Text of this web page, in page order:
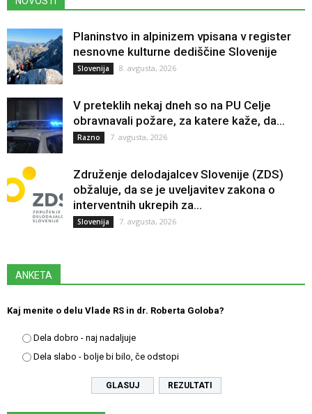
Planinstvo in alpinizem vpisana v register
nesnovne kulturne dediščine Slovenije
Slovenija 8. avgusta, 2026
V preteklih nekaj dneh so na PU Celje
obravnavali požare, za katere kaže, da...
Razno 7. avgusta, 2026
Združenje delodajalcev Slovenije (ZDS)
obžaluje, da se je uveljavitev zakona o
interventnih ukrepih za...
Slovenija 7. avgusta, 2026
ANKETA
Kaj menite o delu Vlade RS in dr. Roberta Goloba?
Dela dobro - naj nadaljuje
Dela slabo - bolje bi bilo, če odstopi
REZULTATI